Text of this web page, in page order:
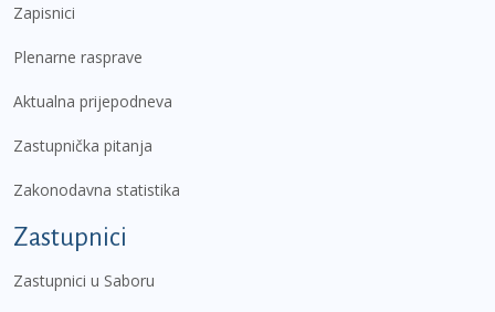
Zapisnici
Plenarne rasprave
Aktualna prijepodneva
Zastupnička pitanja
Zakonodavna statistika
Zastupnici
Zastupnici u Saboru